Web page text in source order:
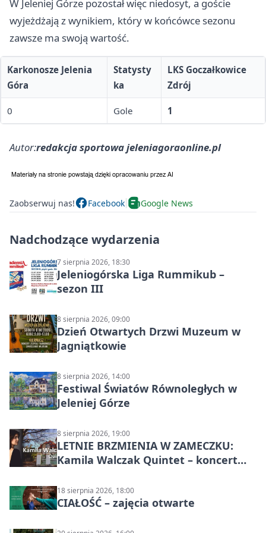
W Jeleniej Górze pozostał więc niedosyt, a goście
wyjeżdżają z wynikiem, który w końcówce sezonu
zawsze ma swoją wartość.
Karkonosze Jelenia
Góra
Statysty
ka
LKS Goczałkowice
Zdrój
0 Gole 1
Autor:redakcja sportowa jeleniagoraonline.pl
Zaobserwuj nas! Facebook Google News
Nadchodzące wydarzenia
7 sierpnia 2026, 18:30
Jeleniogórska Liga Rummikub –
sezon III
8 sierpnia 2026, 09:00
Dzień Otwartych Drzwi Muzeum w
Jagniątkowie
8 sierpnia 2026, 14:00
Festiwal Światów Równoległych w
Jeleniej Górze
8 sierpnia 2026, 19:00
LETNIE BRZMIENIA W ZAMECZKU:
Kamila Walczak Quintet – koncert
18 sierpnia 2026, 18:00
CIAŁOŚĆ – zajęcia otwarte